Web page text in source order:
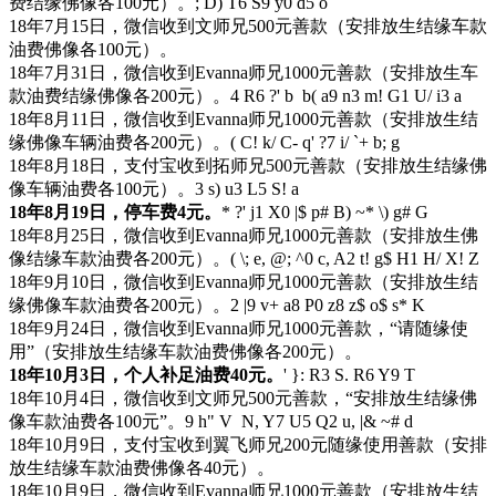
18年7月15日，微信收到文师兄500元善款（安排放生结缘车款
油费佛像各100元）。
18年7月31日，微信收到Evanna师兄1000元善款（安排放生车
款油费结缘佛像各200元）。 4 R6 ?' b b( a9 n3 m! G1 U/ i3 a
18年8月11日，微信收到Evanna师兄1000元善款（安排放生结
缘佛像车辆油费各200元）。 ( C! k/ C- q' ?7 i/ `+ b; g
18年8月18日，支付宝收到拓师兄500元善款（安排放生结缘佛
像车辆油费各100元）。 3 s) u3 L5 S! a
18年8月19日，停车费4元。 * ?' j1 X0 |$ p# B) ~* \) g# G
18年8月25日，微信收到Evanna师兄1000元善款（安排放生佛
像结缘车款油费各200元）。 ( \; e, @; ^0 c, A2 t! g$ H1 H/ X! Z
18年9月10日，微信收到Evanna师兄1000元善款（安排放生结
缘佛像车款油费各200元）。 2 |9 v+ a8 P0 z8 z$ o$ s* K
18年9月24日，微信收到Evanna师兄1000元善款，“请随缘使
用”（安排放生结缘车款油费佛像各200元）。
18年10月3日，个人补足油费40元。 ' }: R3 S. R6 Y9 T
18年10月4日，微信收到文师兄500元善款，“安排放生结缘佛
像车款油费各100元”。 9 h" V N, Y7 U5 Q2 u, |& ~# d
18年10月9日，支付宝收到翼飞师兄200元随缘使用善款（安排
放生结缘车款油费佛像各40元）。
18年10月9日，微信收到Evanna师兄1000元善款（安排放生结